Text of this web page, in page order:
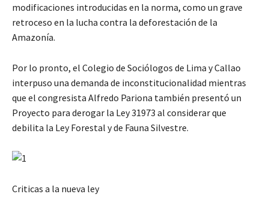
modificaciones introducidas en la norma, como un grave
retroceso en la lucha contra la deforestación de la
Amazonía.
Por lo pronto, el Colegio de Sociólogos de Lima y Callao
interpuso una demanda de inconstitucionalidad mientras
que el congresista Alfredo Pariona también presentó un
Proyecto para derogar la Ley 31973 al considerar que
debilita la Ley Forestal y de Fauna Silvestre.
Criticas a la nueva ley